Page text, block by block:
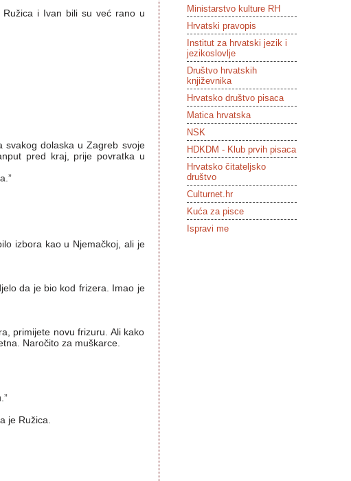
i Ivan bili su već rano u
svakog dolaska u Zagreb svoje
pred kraj, prije povratka u
izbora kao u Njemačkoj, ali je
da je bio kod frizera. Imao je
primijete novu frizuru. Ali kako
Naročito za muškarce.
je Ružica.
Ministarstvo kulture RH
Hrvatski pravopis
Institut za hrvatski jezik i
jezikoslovlje
Društvo hrvatskih
književnika
Hrvatsko društvo pisaca
Matica hrvatska
NSK
HDKDM - Klub prvih pisaca
Hrvatsko čitateljsko
društvo
Culturnet.hr
Kuća za pisce
Ispravi me